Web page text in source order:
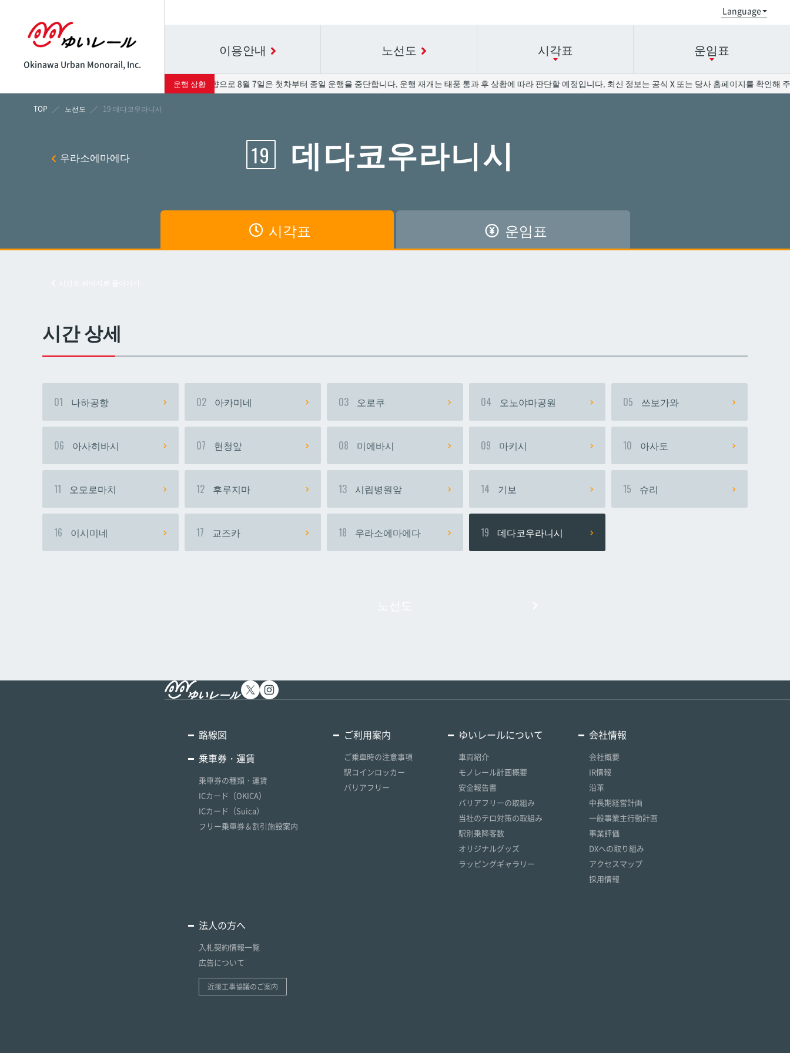
이용안내 노선도 시각표
나하공항 아카미네
시립병원앞 기보 슈리 이시미네
운임표
나하공항 아카미네
시립병원앞 기보 슈리 이시미네
Okinawa Urban Monorail, Inc.
운행 상황
태풍 13호의 영향으로 8월 7일은 첫차부터 종일 운행을 중단합니다. 운행 재개는 태풍 통과 후 상황에 따라 판단할 예정입니다. 최신 정보는 공식 X 또는 당사 홈페이지를 확인해 주
노선도 19 데다코우라니시
19 데다코우라니시
시각표 운임표
우라소에마에다
시간 상세
01 나하공항 02 아카미네 03 오로쿠 04 오노야마공원 05 쓰보가와
06 아사히바시 07 현청앞 08 미에바시 09 마키시 10 아사토
11 오모로마치 12 후루지마 13 시립병원앞 14 기보 15 슈리
16 이시미네 17 교즈카 18 우라소에마에다 19 데다코우라니시
路線図
乗車券・運賃
乗車券の種類・運賃
ICカード（OKICA）
ICカード（Suica）
フリー乗車券＆割引施設案内
ご利用案内
ご乗車時の注意事項
駅コインロッカー
バリアフリー
ゆいレールについて
車両紹介
モノレール計画概要
安全報告書
バリアフリーの取組み
当社のテロ対策の取組み
駅別乗降客数
オリジナルグッズ
ラッピングギャラリー
会社情報
会社概要
IR情報
沿革
中長期経営計画
一般事業主行動計画
事業評価
DXへの取り組み
アクセスマップ
採用情報
法人の方へ
入札契約情報一覧
広告について
近接工事協議のご案内